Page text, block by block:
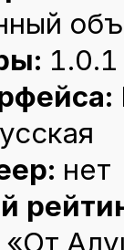
1.0.1
нет
«От